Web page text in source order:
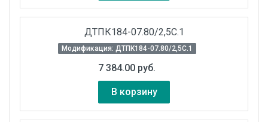
ДТПК184-07.80/2,5С.1
Модификация: ДТПК184-07.80/2,5С.1
7 384.00 руб.
В корзину